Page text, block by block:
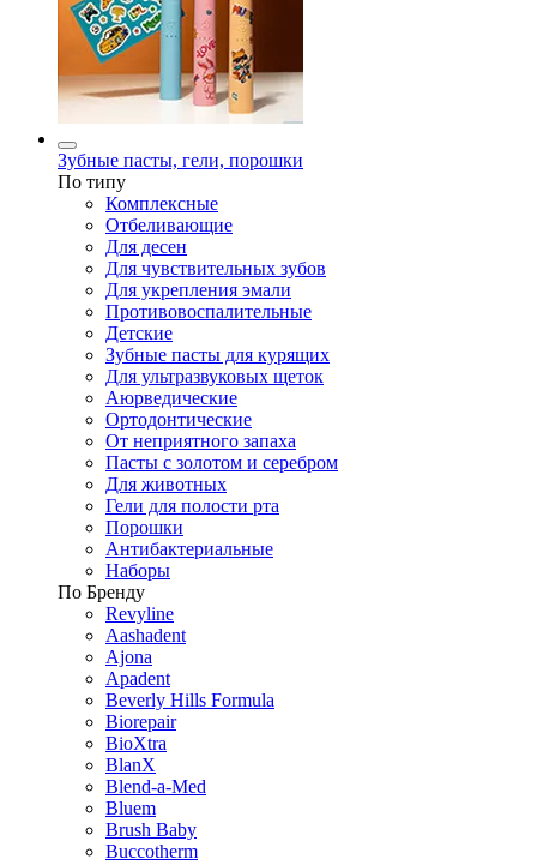
Зубные пасты, гели, порошки
По типу
Комплексные
Отбеливающие
Для десен
Для чувствительных зубов
Для укрепления эмали
Противовоспалительные
Детские
Зубные пасты для курящих
Для ультразвуковых щеток
Аюрведические
Ортодонтические
От неприятного запаха
Пасты с золотом и серебром
Для животных
Гели для полости рта
Порошки
Антибактериальные
Наборы
По Бренду
Revyline
Aashadent
Ajona
Apadent
Beverly Hills Formula
Biorepair
BioXtra
BlanX
Blend-a-Med
Bluem
Brush Baby
Buccotherm